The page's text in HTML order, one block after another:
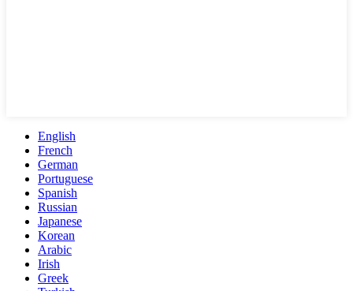
English
French
German
Portuguese
Spanish
Russian
Japanese
Korean
Arabic
Irish
Greek